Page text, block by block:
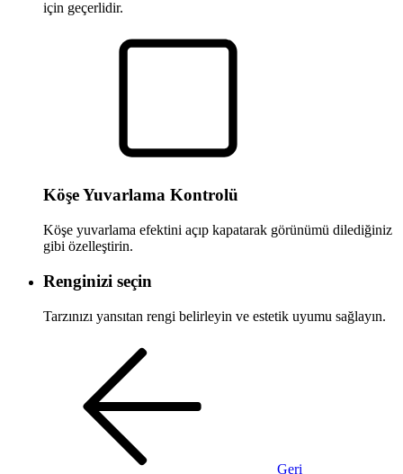
için geçerlidir.
Köşe Yuvarlama Kontrolü
Köşe yuvarlama efektini açıp kapatarak görünümü dilediğiniz
gibi özelleştirin.
Renginizi seçin
Tarzınızı yansıtan rengi belirleyin ve estetik uyumu sağlayın.
Geri